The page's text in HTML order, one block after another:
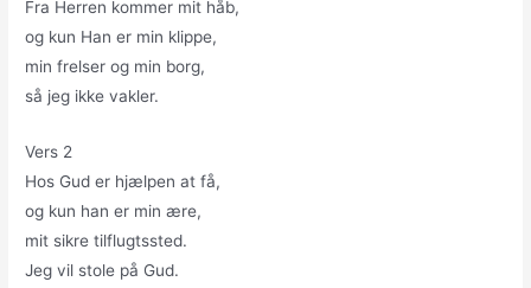
Fra Herren kommer mit håb,
og kun Han er min klippe,
min frelser og min borg,
så jeg ikke vakler.
Vers 2
Hos Gud er hjælpen at få,
og kun han er min ære,
mit sikre tilflugtssted.
Jeg vil stole på Gud.